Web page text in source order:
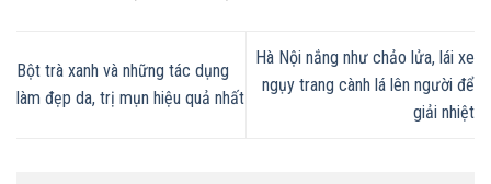
Bột trà xanh và những tác dụng
làm đẹp da, trị mụn hiệu quả nhất
Hà Nội nắng như chảo lửa, lái xe
ngụy trang cành lá lên người để
giải nhiệt